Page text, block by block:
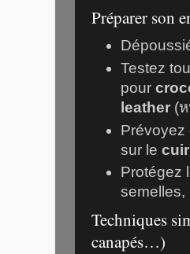
Préparer son
Testez
pour
leather (
Prévoyez
sur le
Protégez
semelles,
Techniques
canapés…)